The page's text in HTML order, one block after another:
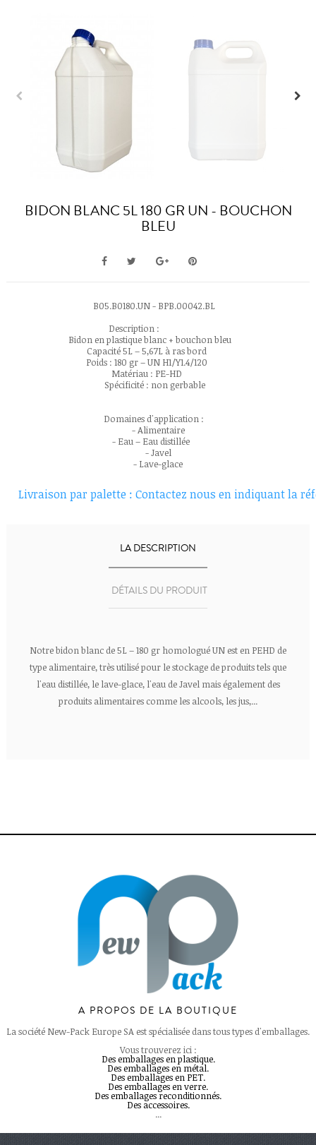
BIDON BLANC 5L 180 GR UN - BOUCHON
BLEU
B05.B0180.UN - BPB.00042.BL
Description :
Bidon en plastique blanc + bouchon bleu
Capacité 5L – 5,67L à ras bord
Poids : 180 gr – UN H1/Y1.4/120
Matériau : PE-HD
Spécificité : non gerbable
Domaines d'application :
- Alimentaire
- Eau – Eau distillée
- Javel
- Lave-glace
Livraison par palette : Contactez nous en indiquant la
LA DESCRIPTION
DÉTAILS DU PRODUIT
Notre bidon blanc de 5L – 180 gr homologué UN est en PEHD de
type alimentaire, très utilisé pour le stockage de produits tels que
l'eau distillée, le lave-glace, l'eau de Javel mais également des
produits alimentaires comme les alcools, les jus,...
A PROPOS DE LA BOUTIQUE
La société New-Pack Europe SA est spécialisée dans tous types d'emballages.
Vous trouverez ici :
Des emballages en plastique.
Des emballages en métal.
Des emballages en PET.
Des emballages en verre.
Des emballages reconditionnés.
Des accessoires.
...